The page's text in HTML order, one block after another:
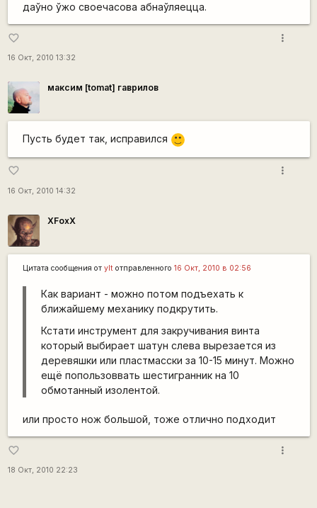
даўно ўжо своечасова абнаўляецца.
favorite_border
16 Окт, 2010 13:32
more_vert
максим [tomat] гаврилов
Пусть будет так, исправился :)
favorite_border
16 Окт, 2010 14:32
more_vert
XFoxX
Цитата сообщения от yltотправленного 16 Окт, 2010 в 02:56
Как вариант - можно потом подъехать к
ближайшему механику подкрутить.
Кстати инструмент для закручивания винта
который выбирает шатун слева вырезается из
деревяшки или пластмасски за 10-15 минут. Можно
ещё попользоввать шестигранник на 10
обмотанный изолентой.
или просто нож большой, тоже отлично подходит
favorite_border
18 Окт, 2010 22:23
more_vert